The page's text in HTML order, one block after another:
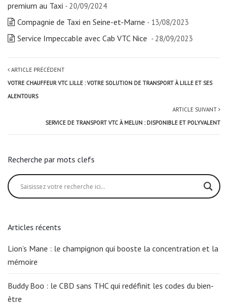
premium au Taxi - 20/09/2024
Compagnie de Taxi en Seine-et-Marne - 13/08/2023
Service Impeccable avec Cab VTC Nice - 28/09/2023
ARTICLE PRÉCÉDENT
VOTRE CHAUFFEUR VTC LILLE : VOTRE SOLUTION DE TRANSPORT À LILLE ET SES
ALENTOURS
ARTICLE SUIVANT
SERVICE DE TRANSPORT VTC À MELUN : DISPONIBLE ET POLYVALENT
Recherche par mots clefs
Articles récents
Lion’s Mane : le champignon qui booste la concentration et la
mémoire
Buddy Boo : le CBD sans THC qui redéfinit les codes du bien-
être